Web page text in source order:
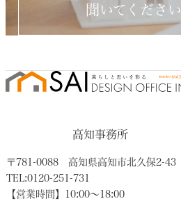
聞いてください
高知事務所
〒781-0088 高知県高知市北久保2-43
TEL:0120-251-731
【営業時間】10:00〜18:00